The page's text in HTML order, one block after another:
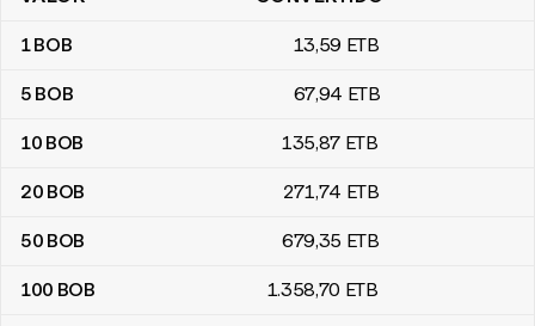
Tabela de conversão de Bolivianos da Bolívia para Birrs etíopes
1BOB 13,59 ETB
5 BOB 67,94 ETB
10 BOB 135,87 ETB
20 BOB 271,74 ETB
50 BOB 679,35 ETB
100 BOB 1.358,70 ETB